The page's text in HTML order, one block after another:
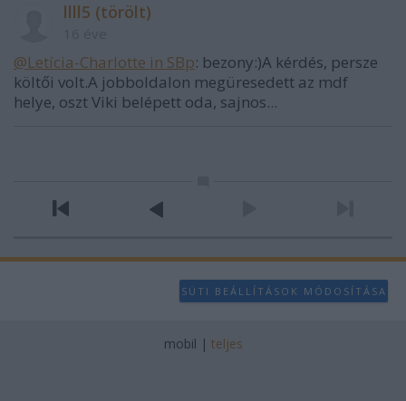
llll5 (törölt)
@Letícia-Charlotte in SBp: bezony:)A kérdés, persze
költői volt.A jobboldalon megüresedett az mdf
helye, oszt Viki belépett oda, sajnos...
SÜTI BEÁLLÍTÁSOK MÓDOSÍTÁSA
mobil | teljes